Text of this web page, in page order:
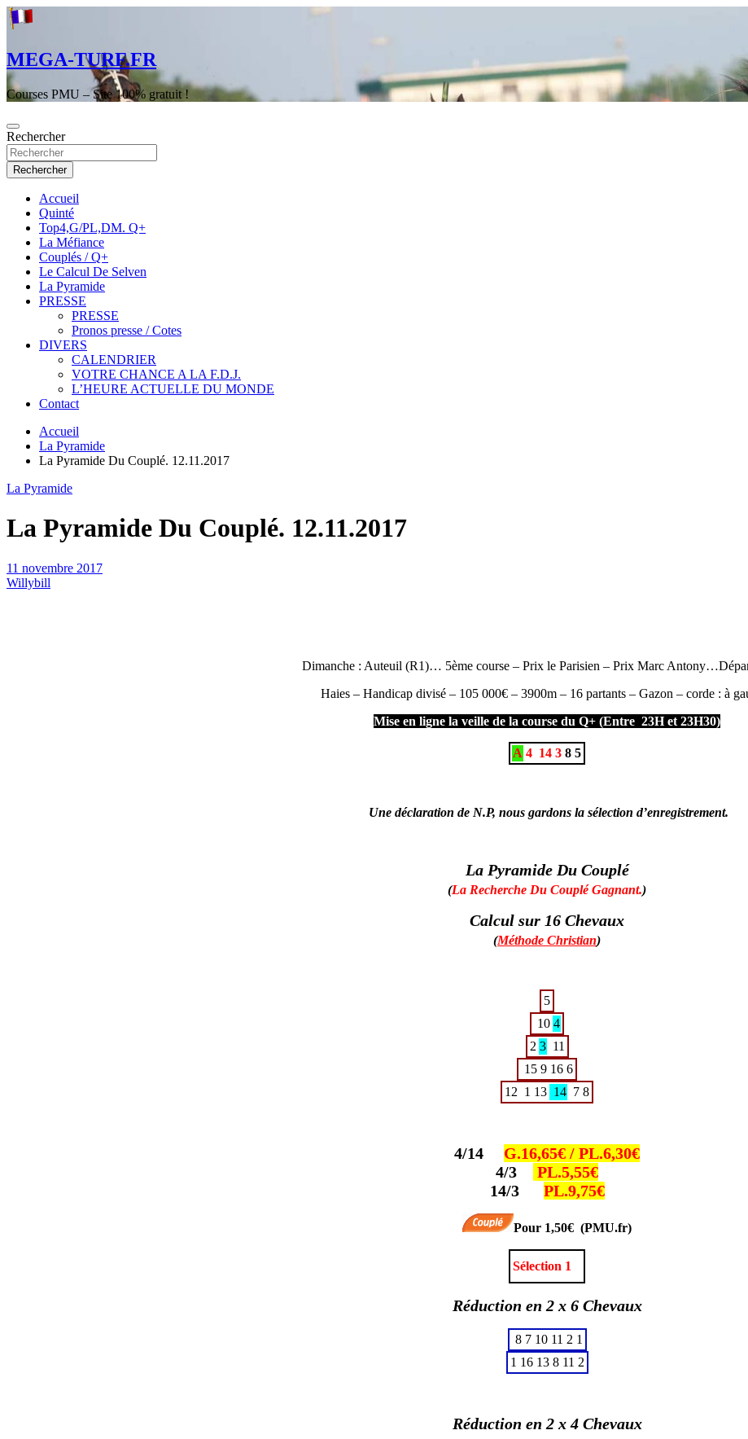
Aller
au
MEGA-TURF.FR
Courses PMU – Site 100% gratuit !
Rechercher
Rechercher
Accueil
Quinté
Top4,G/PL,DM. Q+
La Méfiance
Couplés / Q+
Le Calcul De Selven
La Pyramide
PRESSE
PRESSE
Pronos presse / Cotes
DIVERS
CALENDRIER
VOTRE CHANCE A LA F.D.J.
L’HEURE ACTUELLE DU MONDE
Contact
Accueil
La Pyramide
La Pyramide Du Couplé. 12.11.2017
La Pyramide
La Pyramide Du Couplé. 12.11.2017
11 novembre 2017
Willybill
Dimanche : Auteuil (R1)… 5ème course – Prix le Parisien – Prix Marc
Haies – Handicap divisé – 105 000€ – 3900m – 16 partants – Gazon – corde : à
Mise en ligne la veille de la course du Q+ (Entre 23H et 23H30)
A 4 14 3 8 5
Une déclaration de N.P, nous gardons la sélection d’enregistrement.
La Pyramide Du Couplé
(La Recherche Du Couplé Gagnant.)
Calcul sur 16 Chevaux
(Méthode Christian)
5
10 4
2 3 11
15 9 16 6
12 1 13 14 7 8
4/14
G.16,65€ / PL.6,30€
4/3
PL.5,55€
14/3
PL.9,75€
Pour 1,50€ (PMU.fr)
Sélection 1
Réduction en 2 x 6 Chevaux
8 7 10 11 2 1
1 16 13 8 11 2
Réduction en 2 x 4 Chevaux